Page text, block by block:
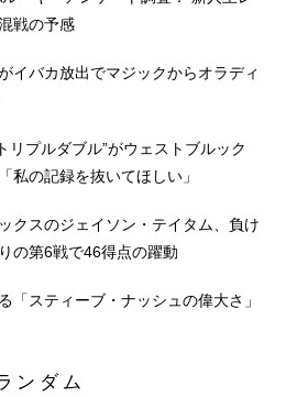
戦の予感
イバカ放出でマジックからオラディ
リプルダブル”がウェストブルック
私の記録を抜いてほしい」
クスのジェイソン・テイタム、負け
の第6戦で46得点の躍動
「スティーブ・ナッシュの偉大さ」
ンダム